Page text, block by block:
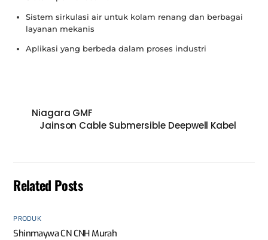
Sistem sirkulasi air untuk kolam renang dan berbagai
layanan mekanis
Aplikasi yang berbeda dalam proses industri
Niagara GMF
Jainson Cable Submersible Deepwell Kabel
Related Posts
PRODUK
Shinmaywa CN CNH Murah